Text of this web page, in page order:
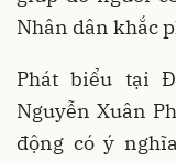
Nhân dân khắc
Phát biểu tại
Nguyễn Xuân
động có ý